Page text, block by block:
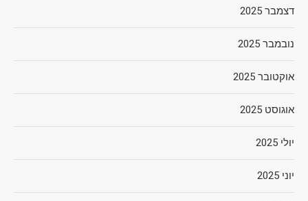
דצמבר 2025
נובמבר 2025
אוקטובר 2025
אוגוסט 2025
יולי 2025
יוני 2025